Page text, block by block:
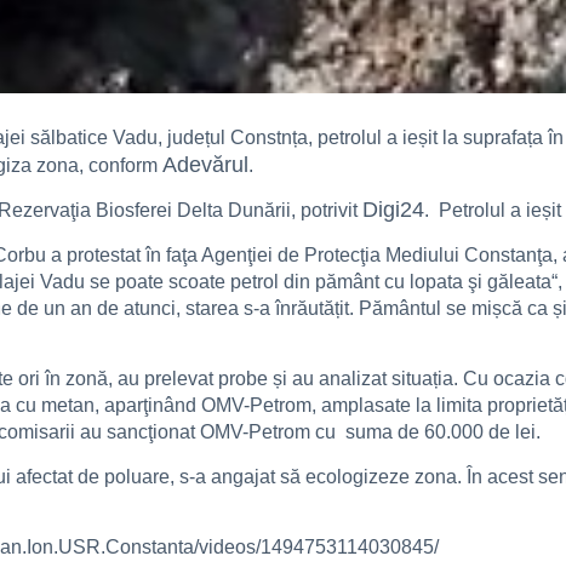
sălbatice Vadu, județul Constnța, petrolul a ieșit la suprafața
zona, conform Adevărul .
Biosferei Delta Dunării, potrivit Digi24. Petrolul a ieșit
a protestat în faţa Agenţiei de Protecţia Mediului
Vadu se poate scoate petrol din pământ cu lopata şi
de un an de atunci, starea s-a înrăutățit. Pământul se mișcă ca
ori în zonă, au prelevat probe și au analizat situația. Cu
cu metan, aparţinând OMV-Petrom, amplasate la limita
au sancţionat OMV-Petrom cu suma de 60.000 de lei.
afectat de poluare, s-a angajat să ecologizeze zona. În acest
videos/1494753114030845/